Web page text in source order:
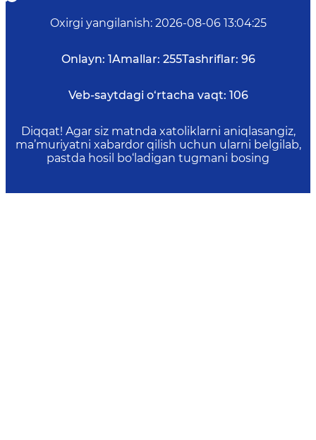
Oxirgi yangilanish: 2026-08-06 13:04:25
Onlayn: 1Amallar: 255Tashriflar: 96
Veb-saytdagi o‘rtacha vaqt: 106
Diqqat! Agar siz matnda xatoliklarni aniqlasangiz,
ma’muriyatni xabardor qilish uchun ularni belgilab,
pastda hosil bo‘ladigan tugmani bosing